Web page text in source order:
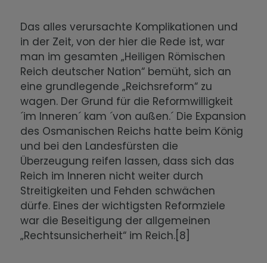
Das alles verursachte Komplikationen und
in der Zeit, von der hier die Rede ist, war
man im gesamten „Heiligen Römischen
Reich deutscher Nation“ bemüht, sich an
eine grundlegende „Reichsreform“ zu
wagen. Der Grund für die Reformwilligkeit
´im Inneren´ kam ´von außen.´ Die Expansion
des Osmanischen Reichs hatte beim König
und bei den Landesfürsten die
Überzeugung reifen lassen, dass sich das
Reich im Inneren nicht weiter durch
Streitigkeiten und Fehden schwächen
dürfe. Eines der wichtigsten Reformziele
war die Beseitigung der allgemeinen
„Rechtsunsicherheit“ im Reich.[8]